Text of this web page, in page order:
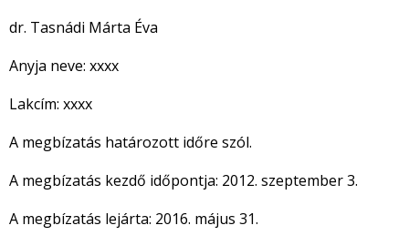
dr. Tasnádi Márta Éva
Anyja neve: xxxx
Lakcím: xxxx
A megbízatás határozott időre szól.
A megbízatás kezdő időpontja: 2012. szeptember 3.
A megbízatás lejárta: 2016. május 31.